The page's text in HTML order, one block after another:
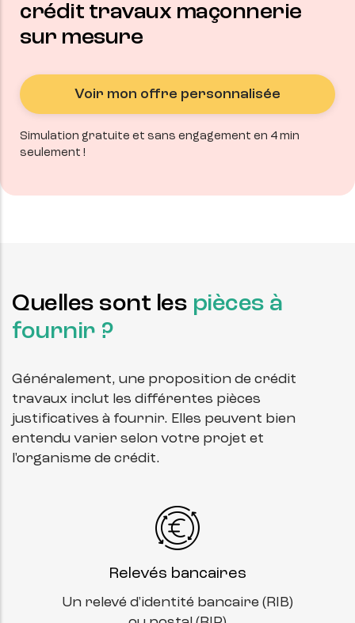
crédit travaux maçonnerie
sur mesure
Voir mon offre personnalisée
Simulation gratuite et sans engagement en 4 min
seulement !
Quelles sont les pièces à
fournir ?
Généralement, une proposition de crédit
travaux inclut les différentes pièces
justificatives à fournir. Elles peuvent bien
entendu varier selon votre projet et
l'organisme de crédit.
Relevés bancaires
Un relevé d'identité bancaire (RIB)